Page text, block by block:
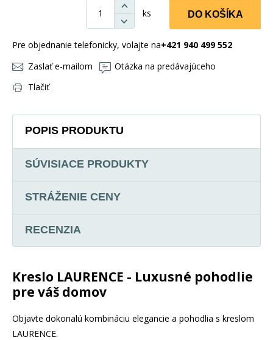
ks DO KOŠÍKA
Pre objednanie telefonicky, volajte na+421 940 499 552
Zaslať e-mailom
Otázka na predávajúceho
Tlačiť
POPIS PRODUKTU
SÚVISIACE PRODUKTY
STRÁŽENIE CENY
RECENZIA
Kreslo LAURENCE - Luxusné pohodlie
pre váš domov
Objavte dokonalú kombináciu elegancie a pohodlia s kreslom
LAURENCE.